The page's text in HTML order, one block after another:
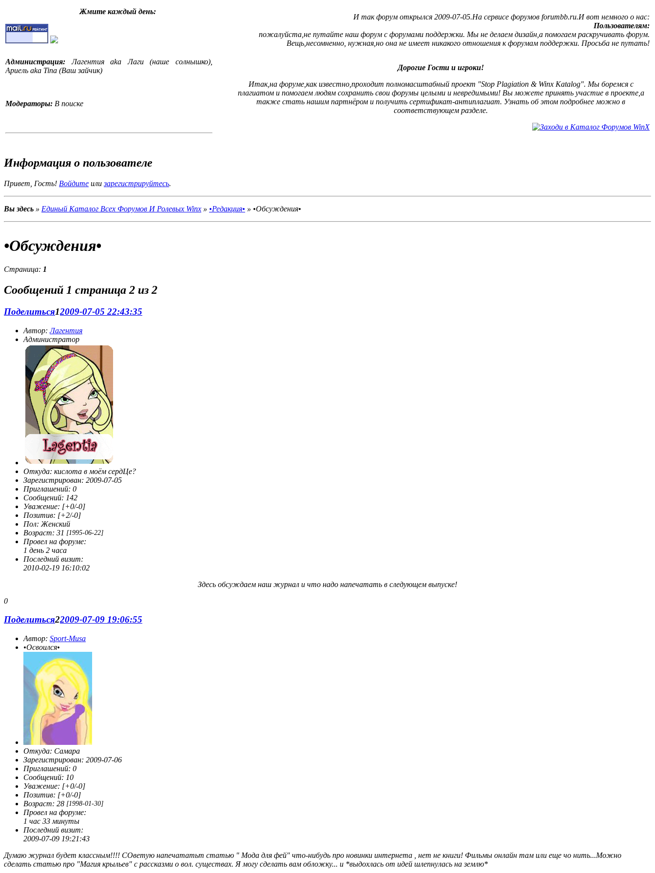
Жмите каждый день:
И так форум открылся 2009-07-05.На сервисе форумов forumbb.ru.И вот немного о нас:
Пользователям:
пожалуйста,не путайте наш форум с форумами поддержки. Мы не делаем дизайн,а помогаем раскручивать форум.
Вещь,несомненно, нужная,но она не имеет никакого отношения к форумам поддержки. Просьба не путать!
Администрация:
Лагентия aka Лаги (наше солнышко),
Ариель aka Tina (Ваш зайчик)
Модераторы: В поиске
События на форуме:
•Конкурс рассказов WinX•.Поспешите поучаствовать!
это, я думаю, вам уже понятно. Вы придумываете свой
здесь на конкурсе. Жури оценивает и вручает победителю
приз. Иллюстрации не обязательны, но желательны. "
Журнал:
Наш журнал в разработке.Мы набираем
О нашем солнышке:Ода Лагги=) Долгое время я жила как
во сне. Абсолютно не к чему стремиться,всё есть. Учёба на
отлично,телик,комьютер. Я читала книги. Они
единственная отдушина. Я проглатывала детективы в
огромных количествах. Все удивлялись. Но мне было всё
равно. С детства я была крайне домашней девочкой. Гулять?
С друзьями? Неа. Лучше почитать,или телик посмотреть.
Стрелялки и бродилки на компе меня раздражали,глупые
сериалы раздражали,книги я перечитала по десять раз. А
потом раз. И я открыла для себя Интернет. И поняла:для
того,чтобы развлекаться необязательно выходить из дома.
Сначала я ничего не понимала,бродила по
чатам,форумам,сайтам...Ну а потом решила сама создать
себе форум. И создала. Потом ещё и ещё. И так много раз.
Потом открыла для себя и ФотоШоп. На русском.
"Издеваештся?"-спрашивали меня, "ФотоШоп на русском?
Это же извращение!" А я только улыбалась. Я такая.
Странная. Хотя изо всех сил хотела быть обычной.
Обычной. Такой как вы. Сначала я гуляла по Нету под
разными никами,но потом жизнь столкнула меня с двумя
личностями,перевернувшими мои взгляды. Эрика и Кимми.
Они вряд ли даже подозревают о моём существовании.
Сначала они мне не нравились. Надменные. А потом
оказалось,что всё это глупости. Я взяла себе имя Лагги и
начала новую жизнь. Вот так. Я
увлекаюсь:литературой(совершенно
мимолётное увлечение. Поддерживаю в себе интерес к ним
Дорогие Гости и игроки!
Итак,на форуме,как известно,проходит полномасштабный проект "Stop Plagiation & Winx Katalog". Мы боремся с
плагиатом и помогаем людям сохранить свои форумы целыми и невредимыми! Вы можете принять участие в проекте,а
также стать нашим партнёром и получить сертификат-антиплагиат. Узнать об этом подробнее можно в
соответствующем разделе.
Информация о пользователе
Привет, Гость! Войдите илизарегистрируйтесь.
Вы здесь » Единый Каталог Всех Форумов И Ролевых Winx » •Редакция• » •Обсуждения•
•Обсуждения•
Страница: 1
Сообщений 1 страница 2 из 2
Поделиться12009-07-05 22:43:35
Автор:Лагентия
Администратор
Откуда: кислота в моём сердЦе?
Зарегистрирован: 2009-07-05
Приглашений: 0
Сообщений: 142
Уважение: [+0/-0]
Позитив: [+2/-0]
Пол: Женский
Возраст: 31 [1995-06-22]
Провел на форуме:
1 день 2 часа
Последний визит:
2010-02-19 16:10:02
Здесь обсуждаем наш журнал и что надо напечатать в следующем выпуске!
0
Поделиться22009-07-09 19:06:55
Автор: Sport-Musa
•Освоился•
Откуда: Самара
Зарегистрирован: 2009-07-06
Приглашений: 0
Сообщений: 10
Уважение: [+0/-0]
Позитив: [+0/-0]
Возраст: 28 [1998-01-30]
Провел на форуме:
1 час 33 минуты
Последний визит:
2009-07-09 19:21:43
Думаю журнал будет классным!!!! СОветую напечататьт статью " Мода для фей" что-нибудь про новинки интернета , нет не книги! Фильмы онлайн там или еще чо нить...Можно
сделать статью про "Магия крыльев" с рассказми о вол. существах. Я могу сделать вам обложку... и *выдохлась от идей шлепнулась на землю*